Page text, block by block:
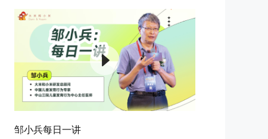
邹小兵每日一讲